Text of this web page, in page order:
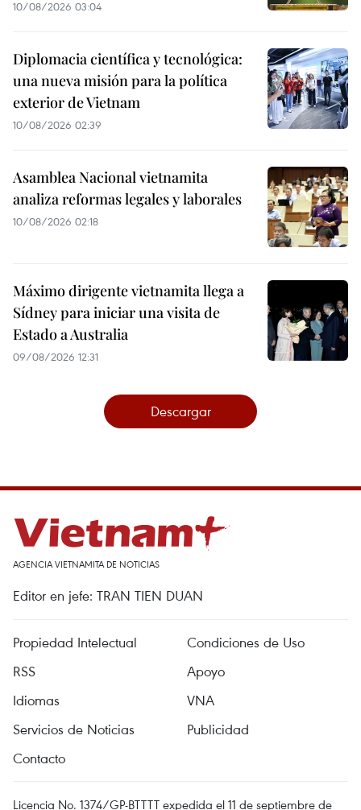
10/08/2026 03:04
Diplomacia científica y tecnológica:
una nueva misión para la política
exterior de Vietnam
10/08/2026 02:39
Asamblea Nacional vietnamita
analiza reformas legales y laborales
10/08/2026 02:18
Máximo dirigente vietnamita llega a
Sídney para iniciar una visita de
Estado a Australia
09/08/2026 12:31
Descargar
AGENCIA VIETNAMITA DE NOTICIAS
Editor en jefe: TRAN TIEN DUAN
Propiedad Intelectual
Condiciones de Uso
RSS
Apoyo
Idiomas
VNA
Servicios de Noticias
Publicidad
Contacto
Licencia No. 1374/GP-BTTTT expedida el 11 de septiembre de